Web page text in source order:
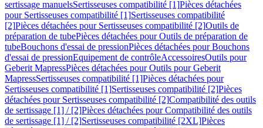
sertissage manuelsSertisseuses compatibilité [1]Pièces détachées
pour Sertisseuses compatibilité [1]Sertisseuses compatibilité
[2]Pièces détachées pour Sertisseuses compatibilité [2]Outils de
préparation de tubePièces détachées pour Outils de préparation de
tubeBouchons d'essai de pressionPièces détachées pour Bouchons
d'essai de pressionEquipement de contrôleAccessoiresOutils pour
Geberit MapressPièces détachées pour Outils pour Geberit
MapressSertisseuses compatibilité [1]Pièces détachées pour
Sertisseuses compatibilité [1]Sertisseuses compatibilité [2]Pièces
détachées pour Sertisseuses compatibilité [2]Compatibilité des outils
de sertissage [1] / [2]Pièces détachées pour Compatibilité des outils
de sertissage [1] / [2]Sertisseuses compatibilité [2XL]Pièces